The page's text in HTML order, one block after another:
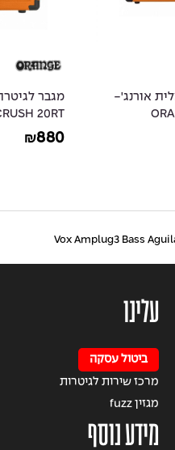
אורנג'-
VX15-GT
₪850
עלינו
ביטול עסקה
מרכז שירות לגיטרות
מגזין fuzz
מידע נוסף